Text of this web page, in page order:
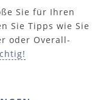
Sie für Ihren
Sie Tipps wie Sie
oder Overall-